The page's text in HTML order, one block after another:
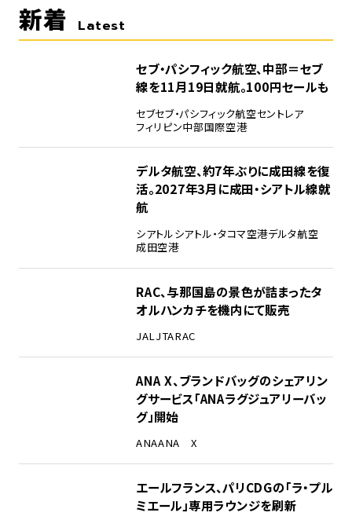
新着 Latest
セブ・パシフィック航空、中部＝セブ
線を11月19日就航。100円セールも
セブセブ・パシフィック航空セントレア
フィリピン中部国際空港
デルタ航空、約7年ぶりに成田線を復
活。2027年3月に成田・シアトル線就
航
シアトルシアトル・タコマ空港デルタ航空
成田空港
RAC、与那国島の景色が詰まったタ
オルハンカチを機内にて販売
JALJTARAC
ANA X、ブランドバッグのシェアリン
グサービス「ANAラグジュアリーバッ
グ」開始
ANAANA X
エールフランス、パリCDGの「ラ・プル
ミエール」専用ラウンジを刷新